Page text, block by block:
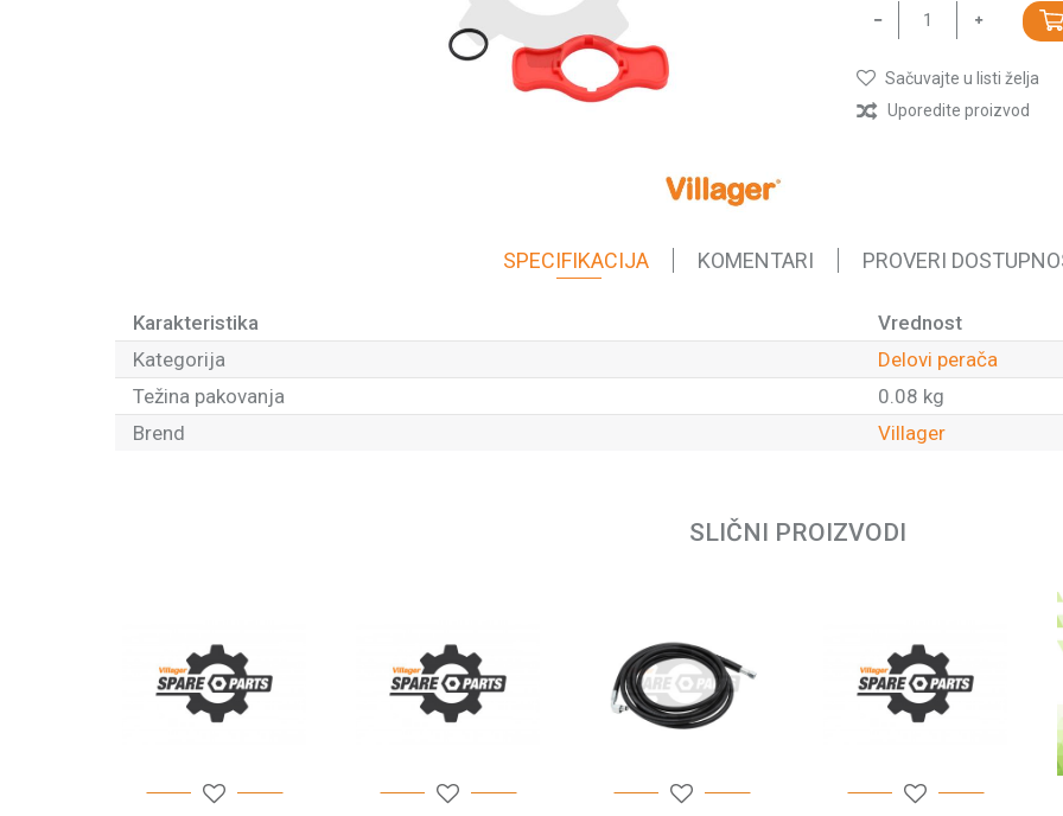
Sačuvajte u listi želja
Uporedite proizvod
SPECIFIKACIJA KOMENTARI PROVERI
Karakteristika
Vrednost
Kategorija
Delovi perača
Težina pakovanja
0.08 kg
Brend
Villager
POŠALJI
SLIČNI PROIZVODI